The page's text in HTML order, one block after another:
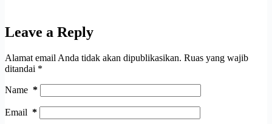
Leave a Reply
Alamat email Anda tidak akan dipublikasikan. Ruas yang wajib
ditandai *
Name *
Email *